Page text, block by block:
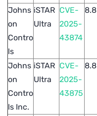
Johns
on
Contro
ls
iSTAR
Ultra
CVE-
2025-
43874
8.8
Johns
on
Contro
ls Inc.
iSTAR
Ultra
CVE-
2025-
43875
8.8